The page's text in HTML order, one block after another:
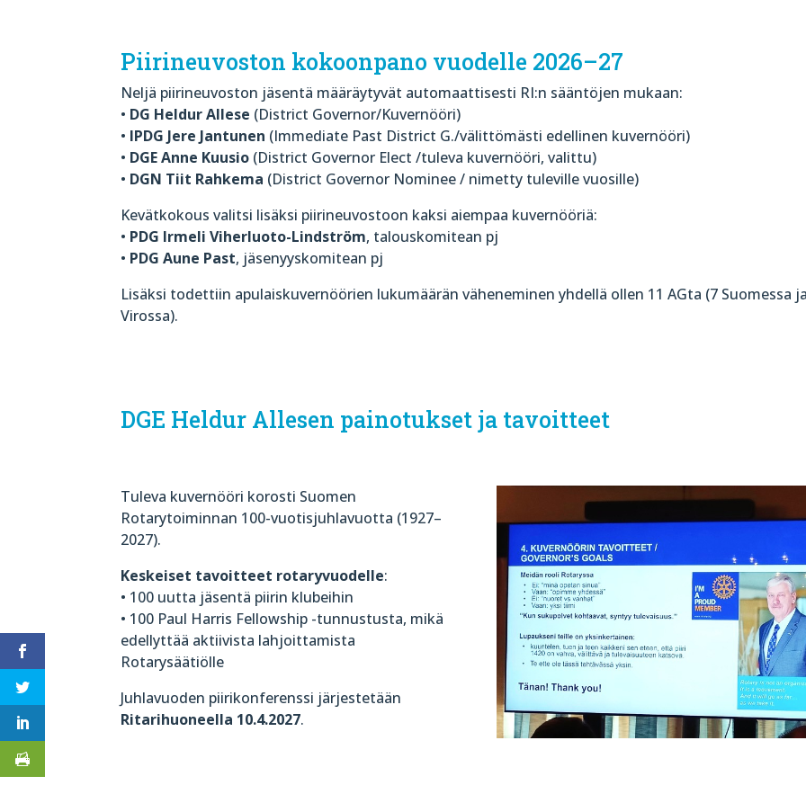
Piirineuvoston kokoonpano vuodelle 2026–27
Neljä piirineuvoston jäsentä määräytyvät automaattisesti RI:n sääntöjen mukaan:
• DG Heldur Allese (District Governor/Kuvernööri)
• IPDG Jere Jantunen (Immediate Past District G./välittömästi edellinen kuvernööri)
• DGE Anne Kuusio (District Governor Elect /tuleva kuvernööri, valittu)
• DGN Tiit Rahkema (District Governor Nominee / nimetty tuleville vuosille)
Kevätkokous valitsi lisäksi piirineuvostoon kaksi aiempaa kuvernööriä:
• PDG Irmeli Viherluoto-Lindström, talouskomitean pj
• PDG Aune Past, jäsenyyskomitean pj
Lisäksi todettiin apulaiskuvernöörien lukumäärän väheneminen yhdellä ollen 11 AGta (7 Suomessa
Virossa).
DGE Heldur Allesen painotukset ja tavoitteet
Tuleva kuvernööri korosti Suomen
Rotarytoiminnan 100-vuotisjuhlavuotta (1927–
2027).
Keskeiset tavoitteet rotaryvuodelle:
• 100 uutta jäsentä piirin klubeihin
• 100 Paul Harris Fellowship -tunnustusta, mikä
edellyttää aktiivista lahjoittamista
Rotarysäätiölle
Juhlavuoden piirikonferenssi järjestetään
Ritarihuoneella 10.4.2027.